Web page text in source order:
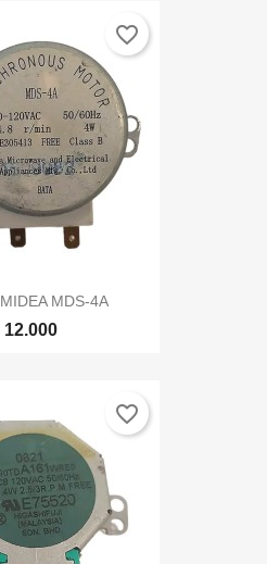
MDS-4A
12.000
favorite_border
favorite_border